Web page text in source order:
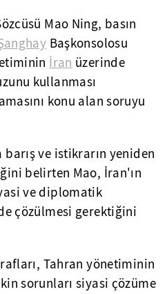
Mao Ning, basın
Başkonsolosu
İran üzerinde
kullanması
konu alan soruyu
barış ve istikrarın yeniden
belirten Mao, İran'ın
ve diplomatik
çözülmesi gerektiğini
Tahran yönetiminin
sorunları siyasi çözüme